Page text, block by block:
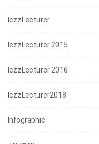
IczzLecturer
IczzLecturer 2015
IczzLecturer 2016
IczzLecturer2018
Infographic